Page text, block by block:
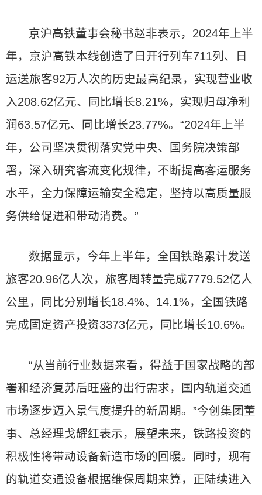
京沪高铁董事会秘书赵非表示，2024年上半
年，京沪高铁本线创造了日开行列车711列、日
运送旅客92万人次的历史最高纪录，实现营业收
入208.62亿元、同比增长8.21%，实现归母净利
润63.57亿元、同比增长23.77%。“2024年上半
年，公司坚决贯彻落实党中央、国务院决策部
署，深入研究客流变化规律，不断提高客运服务
水平，全力保障运输安全稳定，坚持以高质量服
务供给促进和带动消费。”
数据显示，今年上半年，全国铁路累计发送
旅客20.96亿人次，旅客周转量完成7779.52亿人
公里，同比分别增长18.4%、14.1%，全国铁路
完成固定资产投资3373亿元，同比增长10.6%。
“从当前行业数据来看，得益于国家战略的部
署和经济复苏后旺盛的出行需求，国内轨道交通
市场逐步迈入景气度提升的新周期。”今创集团董
事、总经理戈耀红表示，展望未来，铁路投资的
积极性将带动设备新造市场的回暖。同时，现有
的轨道交通设备根据维保周期来算，正陆续进入